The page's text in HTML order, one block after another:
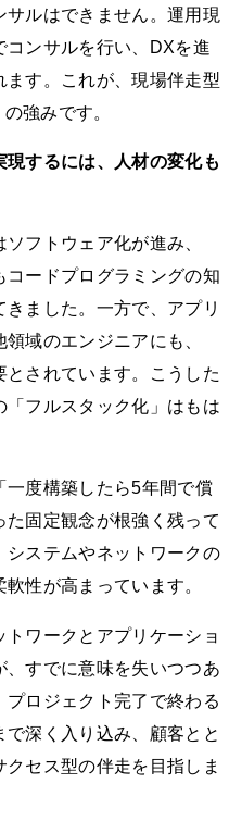
ルはできません。運用現
コンサルを行い、DXを進
す。これが、現場伴走型
強みです。
するには、人材の変化も
フトウェア化が進み、
ードプログラミングの知
ました。一方で、アプリ
域のエンジニアにも、
されています。こうした
フルスタック化」はもは
一度構築したら5年間で償
固定観念が根強く残って
システムやネットワークの
性が高まっています。
ワークとアプリケーショ
、すでに意味を失いつつあ
プロジェクト完了で終わる
深く入り込み、顧客とと
セス型の伴走を目指しま